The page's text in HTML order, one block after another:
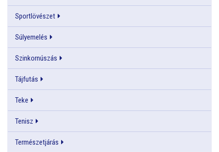
Sportlövészet
Súlyemelés
Szinkornúszás
Tájfutás
Teke
Tenisz
Természetjárás